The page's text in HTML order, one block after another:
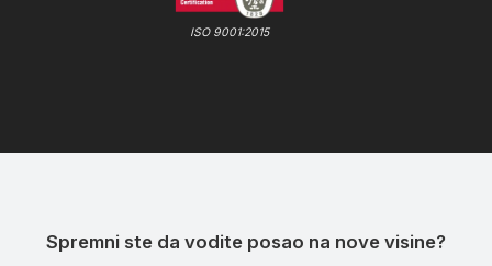
ISO 9001:2015
Spremni ste da vodite posao na nove visine?